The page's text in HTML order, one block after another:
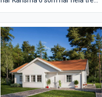
arkitekturens uppåtsträvande
rörelse. Vill ni ha kontakt med
både fram- och baksidan av
huset från kök och vardagsrum
så är detta huset för er.